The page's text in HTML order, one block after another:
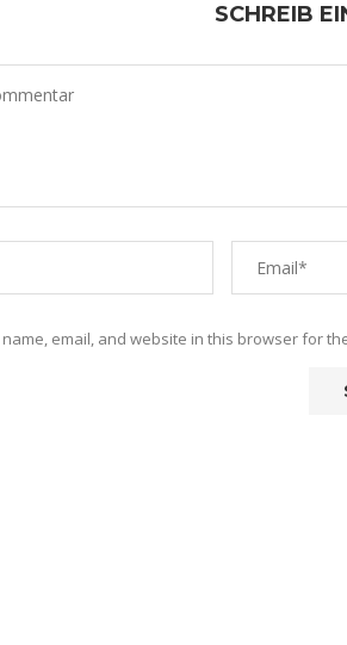
SCHREIB
name, email, and website in this browser for